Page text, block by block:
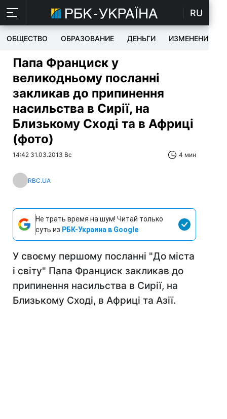
RU
ОБЩЕСТВО ОБРАЗОВАНИЕ ДЕНЬГИ ИЗМЕНЕНИЯ
Папа Франциск у
великодньому посланні
закликав до припинення
насильства в Сирії, на
Близькому Сході та в Африці
(фото)
14:42 31.03.2013 Вс 4 мин
RBC.UA
Не трать время на шум! Читай только
суть из РБК-Украина в Google
У своєму першому посланні "До міста
і світу" Папа Франциск закликав до
припинення насильства в Сирії, на
Близькому Сході, в Африці та Азії.